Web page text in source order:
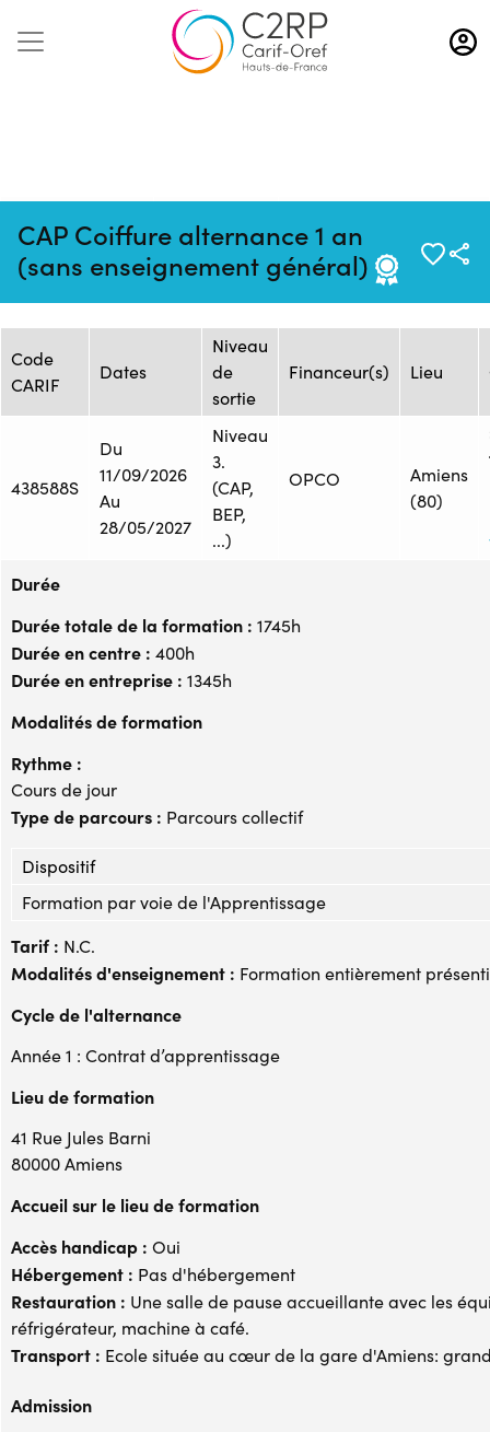
Aller
au
contenu
CAP Coiffure alternance 1 an
(sans enseignement général)
16/02/2026
1615716
TERRADE AMIENS
Session de formation
Code
CARIF
Dates
Niveau
de
sortie
Financeur(s) Lieu
438588S
Du
11/09/2026
Au
28/05/2027
Niveau
3.
(CAP,
BEP,
...)
OPCO
Amiens
(80)
Durée
Durée totale de la formation : 1745h
Durée en centre : 400h
Durée en entreprise : 1345h
Modalités de formation
Rythme :
Cours de jour
Type de parcours : Parcours collectif
Dispositif
Formation par voie de l'Apprentissage
Tarif : N.C.
Modalités d'enseignement : Formation entièrement
Cycle de l'alternance
Année 1 : Contrat d’apprentissage
Lieu de formation
41 Rue Jules Barni
80000 Amiens
Accueil sur le lieu de formation
Accès handicap : Oui
Hébergement : Pas d'hébergement
Restauration : Une salle de pause accueillante avec les
réfrigérateur, machine à café.
Transport : Ecole située au cœur de la gare d'Amiens:
Admission